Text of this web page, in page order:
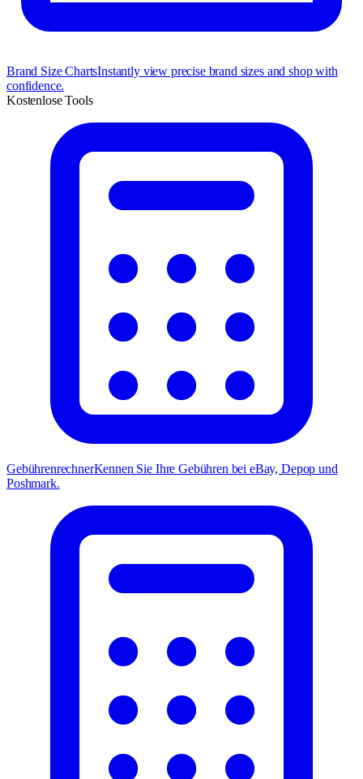
Brand Size ChartsInstantly view precise brand sizes and shop with
confidence.
Kostenlose Tools
GebührenrechnerKennen Sie Ihre Gebühren bei eBay, Depop und
Poshmark.